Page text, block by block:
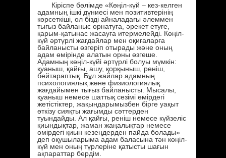
Кіріспе бөлімде «Көңіл-күй – кез-келген
адамның ішкі дүниесі мен позитивтерінің
көрсеткіші, ол бізді айналадағы әлеммен
тығыз байланыс орнатуға, әрекет етуге,
қарым-қатынас жасауға итермелейді. Көңіл-
күй әртүрлі жағдайлар мен оқиғаларға
байланысты өзгеріп отырады және оның
адам өмірінде алатын орны өзгеше.
Адамның көңіл-күйі әртүрлі болуы мүмкін:
қуаныш, қайғы, ашу, қорқыныш, реніш,
бейтараптық. Бұл жайлар адамның
психологиялық және физиологиялық
жағдайымен тығыз байланысты. Мысалы,
қуаныш немесе шаттық сезімі өмірдегі
жетістіктер, жақындарымызбен бірге уақыт
өткізу сияқты жағымды сәттерден
туындайды. Ал қайғы, реніш немесе күйзеліс
қиындықтар, жаман жаңалықтар немесе
өмірдегі қиын кезеңдерден пайда болады»
деп оқушыларыма адам баласына тән көңіл-
күй мен оның түрлеріне қатысты шағын
ақпараттар бердім.